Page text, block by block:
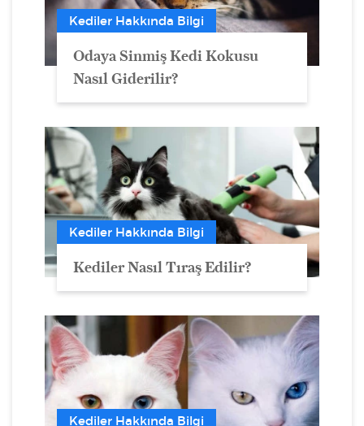
Kediler Hakkında Bilgi
Odaya Sinmiş Kedi Kokusu
Nasıl Giderilir?
Kediler Hakkında Bilgi
Kediler Nasıl Tıraş Edilir?
Kediler Hakkında Bilgi